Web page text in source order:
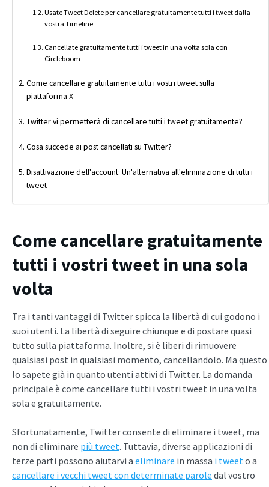
Usate Tweet Delete per cancellare gratuitamente tutti i tweet dalla
vostra Timeline
Cancellate gratuitamente tutti i tweet in una volta sola con
Circleboom
Come cancellare gratuitamente tutti i vostri tweet sulla
piattaforma X
Twitter vi permetterà di cancellare tutti i tweet gratuitamente?
Cosa succede ai post cancellati su Twitter?
Disattivazione dell'account: Un'alternativa all'eliminazione di tutti i
tweet
Come cancellare gratuitamente
tutti i vostri tweet in una sola
volta
Tra i tanti vantaggi di Twitter spicca la libertà di cui godono i
suoi utenti. La libertà di seguire chiunque e di postare quasi
tutto sulla piattaforma. Inoltre, si è liberi di rimuovere
qualsiasi post in qualsiasi momento, cancellandolo. Ma questo
lo sapete già in quanto utenti attivi di Twitter. La domanda
principale è come cancellare tutti i vostri tweet in una volta
sola e gratuitamente.
Sfortunatamente, Twitter consente di eliminare i tweet, ma
non di eliminare più tweet. Tuttavia, diverse applicazioni di
terze parti possono aiutarvi a eliminare in massa i tweeto a
cancellare i vecchi tweet con determinate parole dal vostro